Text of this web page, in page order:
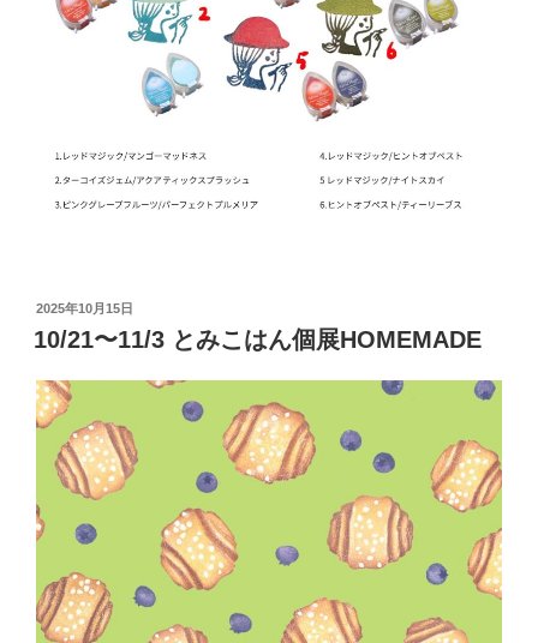
投
稿
日:
2025年10月15日
10/21〜11/3 とみこはん個展HOMEMADE